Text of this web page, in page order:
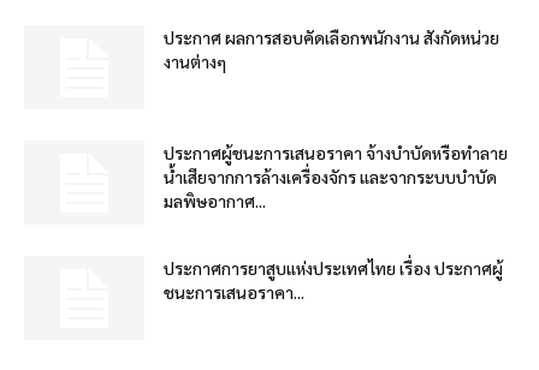
ประกาศ ผลการสอบคัดเลือกพนักงาน สังกัดหน่วย
งานต่างๆ
ประกาศผู้ชนะการเสนอราคา จ้างบำบัดหรือทำลาย
น้ำเสียจากการล้างเครื่องจักร และจากระบบบำบัด
มลพิษอากาศ...
ประกาศการยาสูบแห่งประเทศไทย เรื่อง ประกาศผู้
ชนะการเสนอราคา...